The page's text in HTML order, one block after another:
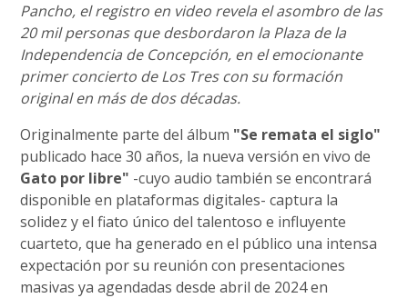
Pancho, el registro en video revela el asombro de las
20 mil personas que desbordaron la Plaza de la
Independencia de Concepción, en el emocionante
primer concierto de Los Tres con su formación
original en más de dos décadas.
Originalmente parte del álbum "Se remata el siglo"
publicado hace 30 años, la nueva versión en vivo de
Gato por libre" -cuyo audio también se encontrará
disponible en plataformas digitales- captura la
solidez y el fiato único del talentoso e influyente
cuarteto, que ha generado en el público una intensa
expectación por su reunión con presentaciones
masivas ya agendadas desde abril de 2024 en